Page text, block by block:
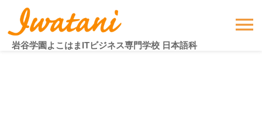
content
岩谷学園よこはまITビジネス専門学校 日本語科